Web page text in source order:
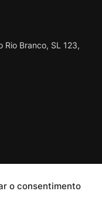
o consentimento
Rio Branco, SL 123,